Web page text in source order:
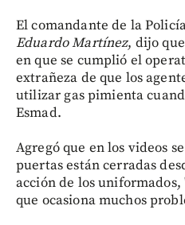
El comandante de la
Eduardo Martínez, dijo
en que se cumplió el
extrañeza de que los
utilizar gas pimienta
Esmad.
Agregó que en los videos
puertas están cerradas
acción de los
que ocasiona muchos